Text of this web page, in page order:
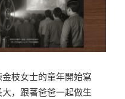
金枝女士的童年開始寫
，跟著爸爸一起做生